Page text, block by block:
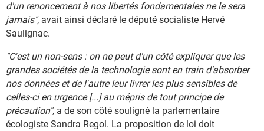
d'un renoncement à nos libertés fondamentales ne le sera
jamais", avait ainsi déclaré le député socialiste Hervé
Saulignac.
"C'est un non-sens : on ne peut d'un côté expliquer que les
grandes sociétés de la technologie sont en train d'absorber
nos données et de l'autre leur livrer les plus sensibles de
celles-ci en urgence [...] au mépris de tout principe de
précaution", a de son côté souligné la parlementaire
écologiste Sandra Regol. La proposition de loi doit